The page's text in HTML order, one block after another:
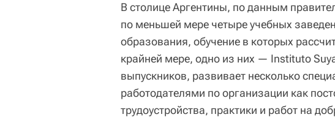
В столице Аргентины, по данным
по меньшей мере четыре учебных
образования, обучение в которых
крайней мере, одно из них — Instituto
выпускников, развивает несколько
работодателями по организации как
трудоустройства, практики и работ на